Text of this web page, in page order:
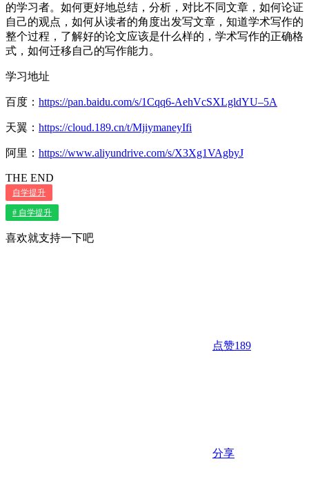
的学习者。如何更好地总结，分析，对比不同文章，如何论证
自己的观点，如何从读者的角度出发写文章，知道学术写作的
整个过程，了解好的论文应该是什么样的，学术写作的正确格
式，如何迁移自己的写作能力。
学习地址
百度： https://pan.baidu.com/s/1Cqq6-AehVcSXLgldYU–5A
天翼： https://cloud.189.cn/t/MjiymaneyIfi
阿里： https://www.aliyundrive.com/s/X3Xg1VAgbyJ
THE END
自学提升
# 自学提升
喜欢就支持一下吧
点赞189
分享